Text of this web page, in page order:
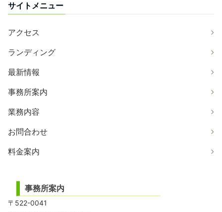
サイトメニュー
アクセス
ランディング
最新情報
事務所案内
業務内容
お問合わせ
料金案内
事務所案内
〒522-0041